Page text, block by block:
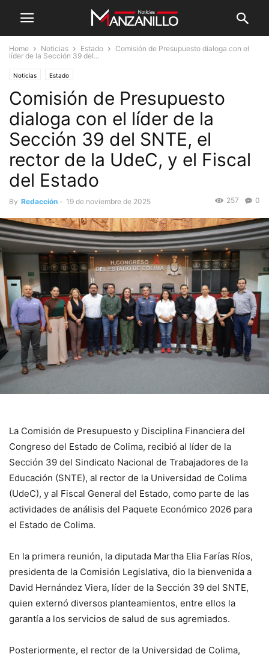
Home Noticias Estado
Comisión de Presupuesto dialoga con el
líder de la Sección 39 del...
Noticias Estado
Comisión de Presupuesto
dialoga con el líder de la
Sección 39 del SNTE, el
rector de la UdeC, y el Fiscal
del Estado
By Redacción - 19 de noviembre de 2025 0
257
La Comisión de Presupuesto y Disciplina Financiera del
Congreso del Estado de Colima, recibió al líder de la
Sección 39 del Sindicato Nacional de Trabajadores de la
Educación (SNTE), al rector de la Universidad de Colima
(UdeC), y al Fiscal General del Estado, como parte de las
actividades de análisis del Paquete Económico 2026 para
el Estado de Colima.
En la primera reunión, la diputada Martha Elia Farías Ríos,
presidenta de la Comisión Legislativa, dio la bienvenida a
David Hernández Viera, líder de la Sección 39 del SNTE,
quien externó diversos planteamientos, entre ellos la
garantía a los servicios de salud de sus agremiados.
Posteriormente, el rector de la Universidad de Colima,